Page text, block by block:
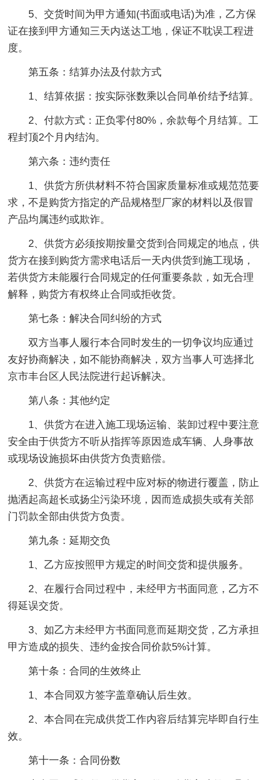
5、交货时间为甲方通知(书面或电话)为准，乙方保
证在接到甲方通知三天内送达工地，保证不耽误工程进
度。
第五条：结算办法及付款方式
1、结算依据：按实际张数乘以合同单价结予结算。
2、付款方式：正负零付80%，余款每个月结算。工
程封顶2个月内结沟。
第六条：违约责任
1、供货方所供材料不符合国家质量标准或规范范要
求，不是购货方指定的产品规格型厂家的材料以及假冒
产品均属违约或欺诈。
2、供货方必须按期按量交货到合同规定的地点，供
货方在接到购货方需求电话后一天内供货到施工现场，
若供货方未能履行合同规定的任何重要条款，如无合理
解释，购货方有权终止合同或拒收货。
第七条：解决合同纠纷的方式
双方当事人履行本合同时发生的一切争议均应通过
友好协商解决，如不能协商解决，双方当事人可选择北
京市丰台区人民法院进行起诉解决。
第八条：其他约定
1、供货方在进入施工现场运输、装卸过程中要注意
安全由于供货方不听从指挥等原因造成车辆、人身事故
或现场设施损坏由供货方负责赔偿。
2、供货方在运输过程中应对标的物进行覆盖，防止
抛洒起高超长或扬尘污染环境，因而造成损失或有关部
门罚款全部由供货方负责。
第九条：延期交负
1、乙方应按照甲方规定的时间交货和提供服务。
2、在履行合同过程中，未经甲方书面同意，乙方不
得延误交货。
3、如乙方未经甲方书面同意而延期交货，乙方承担
甲方造成的损失、违约金按合同价款5%计算。
第十条：合同的生效终止
1、本合同双方签字盖章确认后生效。
2、本合同在完成供货工作内容后结算完毕即自行生
效。
第十一条：合同份数